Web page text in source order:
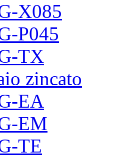
X085
P045
TX
zincato
EA
EM
TE